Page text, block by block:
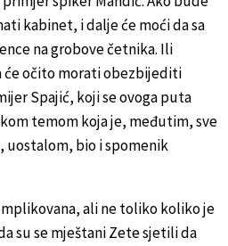
kabinet, i dalje će moći da sa
na grobove četnika. Ili
očito morati obezbijediti
Spajić, koji se ovoga puta
temom koja je, međutim, sve
uostalom, bio i spomenik
ali ne toliko koliko je
su se mještani Zete sjetili da